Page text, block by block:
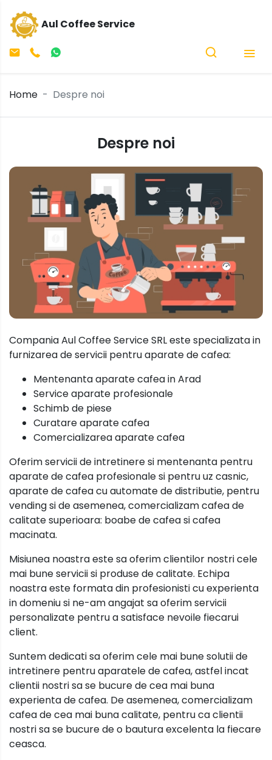
Aul Coffee Service
Home Despre noi
Despre noi
Compania Aul Coffee Service SRL este specializata in
furnizarea de servicii pentru aparate de cafea:
Mentenanta aparate cafea in Arad
Service aparate profesionale
Schimb de piese
Curatare aparate cafea
Comercializarea aparate cafea
Oferim servicii de intretinere si mentenanta pentru
aparate de cafea profesionale si pentru uz casnic,
aparate de cafea cu automate de distributie, pentru
vending si de asemenea, comercializam cafea de
calitate superioara: boabe de cafea si cafea
macinata.
Misiunea noastra este sa oferim clientilor nostri cele
mai bune servicii si produse de calitate. Echipa
noastra este formata din profesionisti cu experienta
in domeniu si ne-am angajat sa oferim servicii
personalizate pentru a satisface nevoile fiecarui
client.
Suntem dedicati sa oferim cele mai bune solutii de
intretinere pentru aparatele de cafea, astfel incat
clientii nostri sa se bucure de cea mai buna
experienta de cafea. De asemenea, comercializam
cafea de cea mai buna calitate, pentru ca clientii
nostri sa se bucure de o bautura excelenta la fiecare
ceasca.